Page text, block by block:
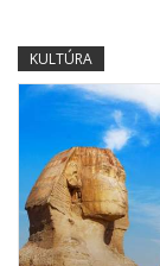
KULTÚRA